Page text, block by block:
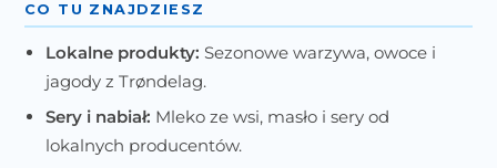
CO TU ZNAJDZIESZ
Lokalne produkty: Sezonowe warzywa, owoce i
jagody z Trøndelag.
Sery i nabiał: Mleko ze wsi, masło i sery od
lokalnych producentów.